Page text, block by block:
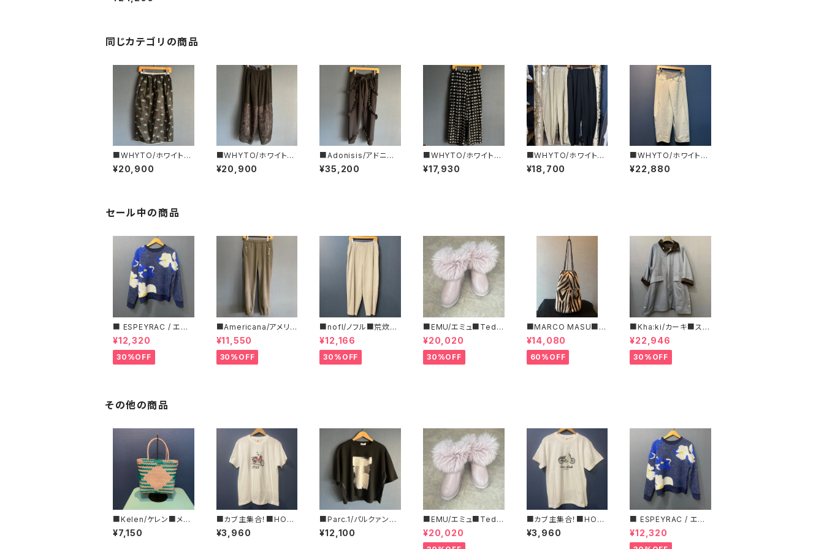
ツ
同じカテゴリの商品
■WHYTO/ホワイト■
シアー・フラワースカー
ト■WHT26HSK4031
¥20,900
■WHYTO/ホワイト■
レース・コンビネーショ
ンパンツ■WHT26HP
¥20,900
■Adonisis/アドニシ
ス■AQUAジャージー
ミニフリルPT■S26211
¥35,200
■WHYTO/ホワイト■
ジャガード・ワイドパン
ツ■WHT26HPT407
¥17,930
■WHYTO/ホワイト■
タック・バレルパンツ■
WHT26HPT4065
¥18,700
■WHYTO/ホワイト■
アシンメトリー・タックデ
ニム■WHT26HPT40
¥22,880
セール中の商品
■ ESPEYRAC / エス
ぺラック ■ フラワーモ
チーフニット■YELLO
W & NAVY■ 超カワイ
イ！
¥12,320
30%OFF
■Americana/アメリカ
ーナ■マイクロフリー
ス・イージーパンツ■
¥11,550
30%OFF
■nofl/ノフル■荒炊き
コール天テーパードパ
ンツ■ゆるっとバルーン
シルエット
¥12,166
30%OFF
■EMU/エミュ■Tedd
y Wurren■撥水サイド
ジッパーブーツ
¥20,020
30%OFF
■MARCO MASU■マ
ルコ マージ■ハラコ・ゼ
ブラ柄巾着BAG■程よ
いサイズで可愛い
¥14,080
60%OFF
■Kha:ki/カーキ■スタ
ンドカラー・コート■
¥22,946
30%OFF
その他の商品
■Kelen/ケレン■メル
カドバッグ■KLM25SA
C1032
¥7,150
■カブ主集合！■HON
DA ハンターカブTシャ
ツ/RED■GIFTにもオ
¥3,960
■Parc.1/パルクァン■
ペイントフォイルTee■
107-076121
¥12,100
■EMU/エミュ■Tedd
y Wurren■撥水サイド
ジッパーブーツ
¥20,020
■カブ主集合！■HON
DA スーパーカブTシャ
ツ/グリーン■GIFTにも
¥3,960
■ ESPEYRAC / エス
ぺラック ■ フラワーモ
チーフニット■YELLO
W & NAVY■ 超カワイ
¥12,320